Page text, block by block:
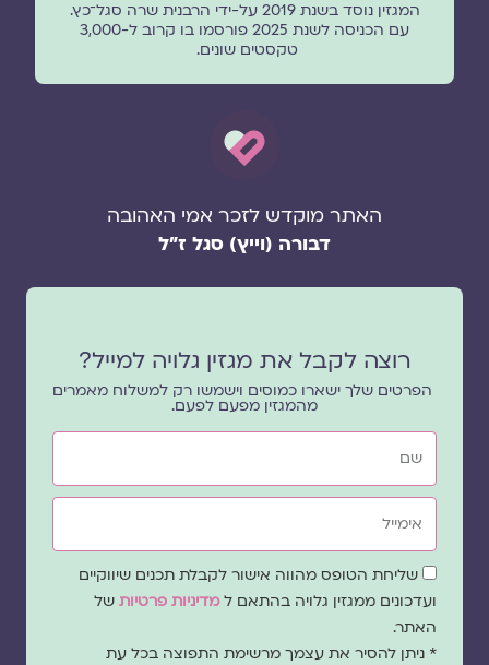
המגזין נוסד בשנת 2019 על-ידי הרבנית שרה סגל־כץ.
עם הכניסה לשנת 2025 פורסמו בו קרוב ל-3,000
טקסטים שונים.
האתר מוקדש לזכר אמי האהובה
דבורה (וייץ) סגל ז"ל
רוצה לקבל את מגזין גלויה למייל?
הפרטים שלך ישארו כמוסים וישמשו רק למשלוח מאמרים
מהמגזין מפעם לפעם.
שם
אימייל
שדה
הסכמה
שליחת הטופס מהווה אישור לקבלת תכנים שיווקיים
ועדכונים ממגזין גלויה בהתאם ל מדיניות פרטיותשל
האתר.
* ניתן להסיר את עצמך מרשימת התפוצה בכל עת